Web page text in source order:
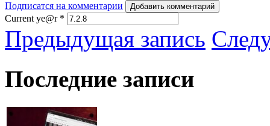
Подписатся на комментарии Добавить комментарий
Current ye@r *
Предыдущая запись
Последние записи